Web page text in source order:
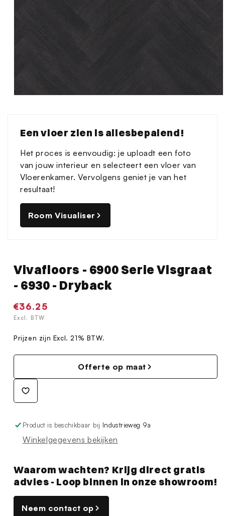
modaal
Een vloer zien is allesbepalend!
Het proces is eenvoudig: je uploadt een foto
van jouw interieur en selecteert een vloer van
Vloerenkamer. Vervolgens geniet je van het
resultaat!
Room Visualiser
Vivafloors - 6900 Serie Visgraat
- 6930 - Dryback
Normale
prijs
€36.25
Excl. BTW
Prijzen zijn Excl. 21% BTW.
Offerte op maat
Product is beschikbaar bij Industrieweg 9a
Winkelgegevens bekijken
Waarom wachten? Krijg direct gratis
advies - Loop binnen in onze showroom!
Neem contact op